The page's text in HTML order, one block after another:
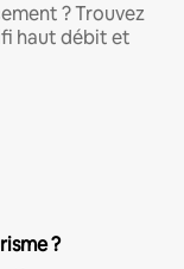
? Trouvez
haut débit et
?